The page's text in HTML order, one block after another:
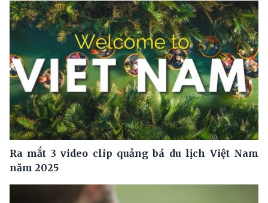
Ra mắt 3 video clip quảng bá du lịch Việt Nam
năm 2025